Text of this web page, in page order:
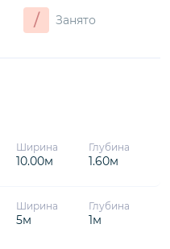
/ Занято
Ширина
10.00м
Глубина
1.60м
Ширина
5м
Глубина
1м